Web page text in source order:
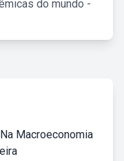
do mundo -
Macroeconomia